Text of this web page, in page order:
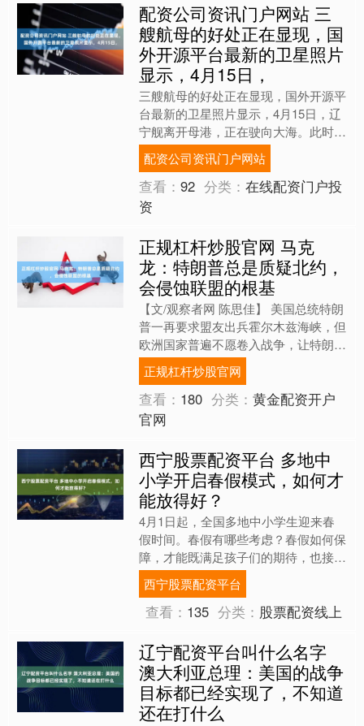
配资公司资讯门户网站 三
艘航母的好处正在显现，国
外开源平台最新的卫星照片
显示，4月15日，
三艘航母的好处正在显现，国外开源平
台最新的卫星照片显示，4月15日，辽
宁舰离开母港，正在驶向大海。此时配
资公司资讯门户网站，福建舰也完成了
训练停靠在码头。山东舰....
配资公司资讯门户网站
查看：92 分类：在线配资门户投
资
正规杠杆炒股官网 马克
龙：特朗普总是质疑北约，
会侵蚀联盟的根基
【文/观察者网 陈思佳】 美国总统特朗
普一再要求盟友出兵霍尔木兹海峡，但
欧洲国家普遍不愿卷入战争，让特朗普
极为恼火。近日，特朗普不断对北约提
出质疑，宣称将考虑让....
正规杠杆炒股官网
查看： 180 分类：黄金配资开户
官网
西宁股票配资平台 多地中
小学开启春假模式，如何才
能放得好？
4月1日起，全国多地中小学生迎来春
假时间。春假有哪些考虑？春假如何保
障，才能既满足孩子们的期待，也接得
住家长们的焦虑？《新闻1+1》带来分
析解读：春假，如何才能....
西宁股票配资平台
查看： 135 分类： 股票配资线上
辽宁配资平台叫什么名字
澳大利亚总理：美国的战争
目标都已经实现了，不知道
还在打什么